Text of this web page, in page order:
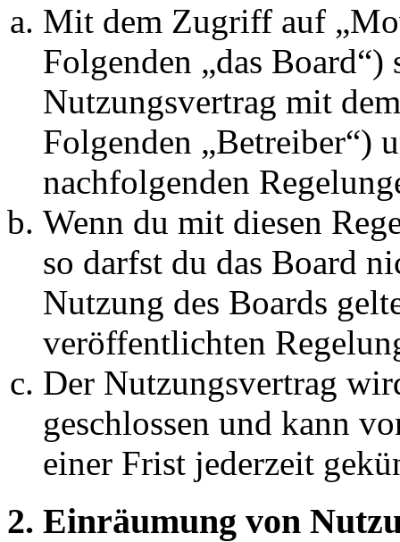
Mit dem Zugriff auf
Folgenden „das
Nutzungsvertrag mit
Folgenden „Betreiber“)
nachfolgenden
Wenn du mit diesen
so darfst du das Board
Nutzung des Boards
veröffentlichten
Der Nutzungsvertrag
geschlossen und kann
einer Frist jederzeit
2. Einräumung von